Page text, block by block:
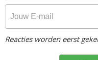
Reacties worden eerst